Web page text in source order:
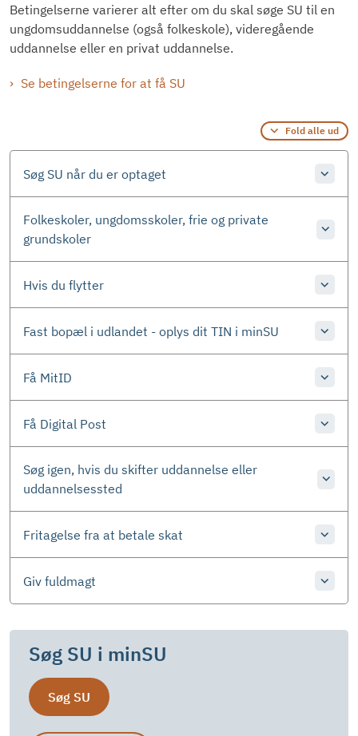
Betingelserne varierer alt efter om du skal søge SU til en
ungdomsuddannelse (også folkeskole), videregående
uddannelse eller en privat uddannelse.
Se betingelserne for at få SU
Fold alle ud
Søg SU når du er optaget
Folkeskoler, ungdomsskoler, frie og private
grundskoler
Hvis du flytter
Fast bopæl i udlandet - oplys dit TIN i minSU
Få MitID
Få Digital Post
Søg igen, hvis du skifter uddannelse eller
uddannelsessted
Fritagelse fra at betale skat
Giv fuldmagt
Søg SU i minSU
Søg SU